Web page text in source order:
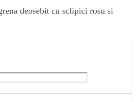
deosebit cu sclipici rosu si